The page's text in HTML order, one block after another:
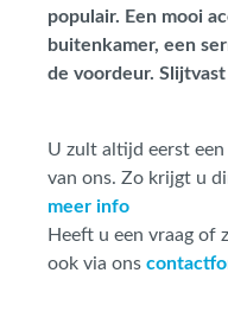
populair. Een mooi
buitenkamer, een
de voordeur.
U zult altijd eerst
van ons. Zo krijgt u
meer info
Heeft u een vraag of
ook via ons